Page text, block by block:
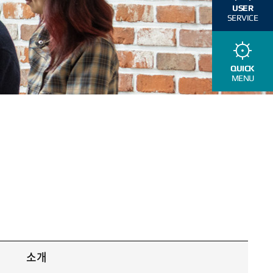
USER
SERVICE
QUICK
MENU
소개